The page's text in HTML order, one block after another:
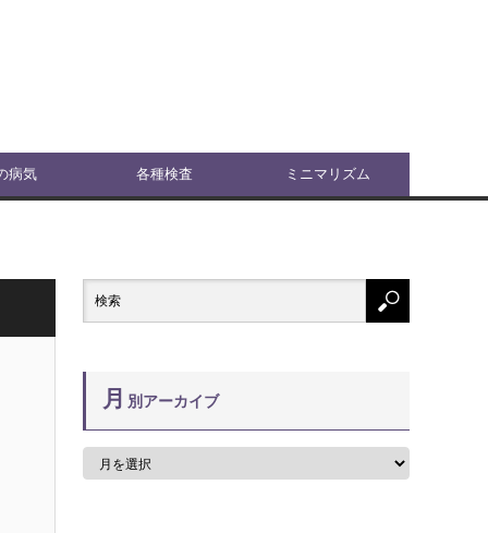
病気 各種検査 ミニマリズム
月 別アーカイブ